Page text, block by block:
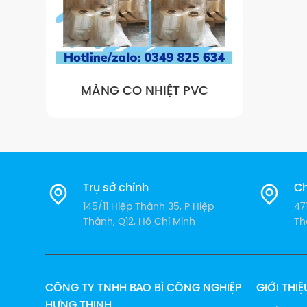
MÀNG CO NHIỆT PVC
Trụ sở chính
145/11 Hiệp Thành 35, P Hiệp
Thành, Q12, Hồ Chí Minh
CÔNG TY TNHH BAO BÌ CÔNG NGHIỆP
GIỚI